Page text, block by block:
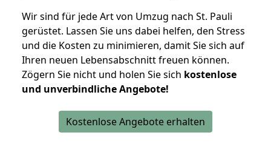
Wir sind für jede Art von Umzug nach St. Pauli
gerüstet. Lassen Sie uns dabei helfen, den Stress
und die Kosten zu minimieren, damit Sie sich auf
Ihren neuen Lebensabschnitt freuen können.
Zögern Sie nicht und holen Sie sich kostenlose
und unverbindliche Angebote!
Kostenlose Angebote erhalten